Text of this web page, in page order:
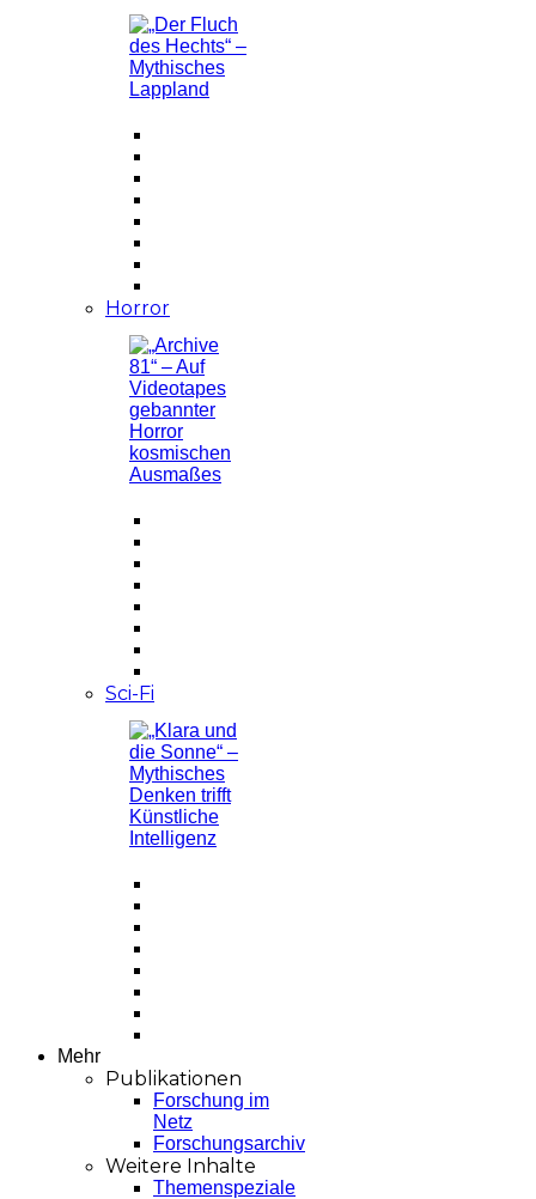
Horror
Sci-Fi
Mehr
Publikationen
Forschung im
Netz
Forschungsarchiv
Weitere Inhalte
Themenspeziale